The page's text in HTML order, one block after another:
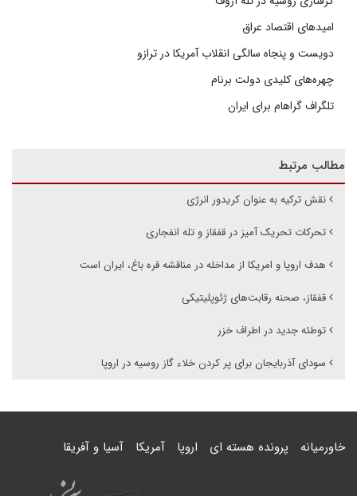
امیدهای اقتصاد عراق
دویست و پنجاه سالگی انقلاب آمریکا در ترازو
چهره‌های کلیدی دولت برنام
تلگراف گراهام برای ایران
مطالب مرتبط
نقش ترکیه به عنوان کریدور انرژی
تحرکات تحریک آمیز در قفقاز و تله انفجاری
هدف اروپا و امریکا از مداخله در مناقشه قره باغ، ایران است
قفقاز، صحنه رقابت‌های ژئوپلیتیکی
توطئه جدید در اطراف خزر
سودای آذربایجان برای پر کردن خلاء گاز روسیه در اروپا
خاورمیانه پرونده هسته ای اروپا آمریکا آسیا و آفریقا